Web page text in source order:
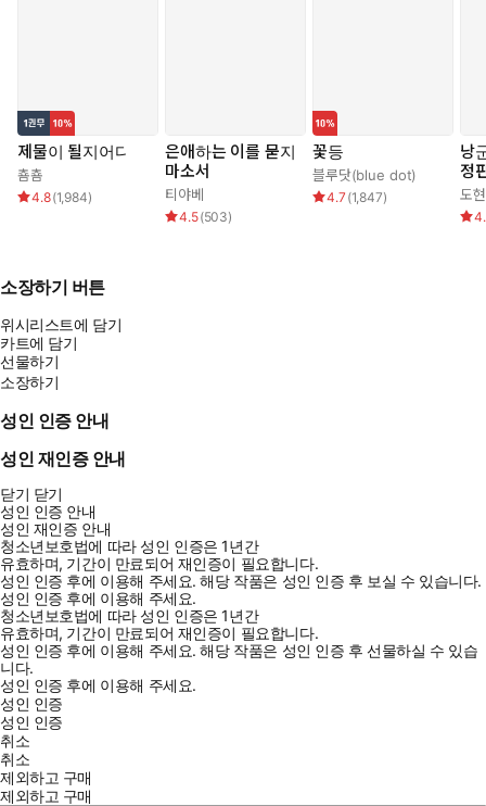
제물이 될지어다
춈춈
4.8(1,984)
은애하는 이를 묻지
마소서
티야베
4.5(503)
꽃등
블루닷(blue dot)
4.7 (1,847)
낭
정
도
소장하기 버튼
위시리스트에 담기
카트에 담기
선물하기
소장하기
성인 인증 안내
성인 재인증 안내
닫기 닫기
성인 인증 안내
성인 재인증 안내
청소년보호법에 따라 성인 인증은 1년간
유효하며, 기간이 만료되어 재인증이 필요합니다.
성인 인증 후에 이용해 주세요.해당 작품은 성인 인증 후 보실 수 있습니다.
성인 인증 후에 이용해 주세요.
청소년보호법에 따라 성인 인증은 1년간
유효하며, 기간이 만료되어 재인증이 필요합니다.
성인 인증 후에 이용해 주세요.해당 작품은 성인 인증 후 선물하실 수 있습
니다.
성인 인증 후에 이용해 주세요.
성인 인증
성인 인증
취소
취소
제외하고 구매
제외하고 구매